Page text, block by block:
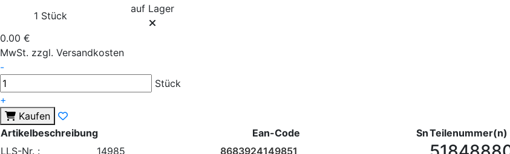
1 Stück
auf Lager
0.00 €
MwSt. zzgl. Versandkosten
-
Stück
+
Kaufen
Artikelbeschreibung
Ean-Code
LLS-Nr. :
14985
8683924149851
SnTeilenummer(n)